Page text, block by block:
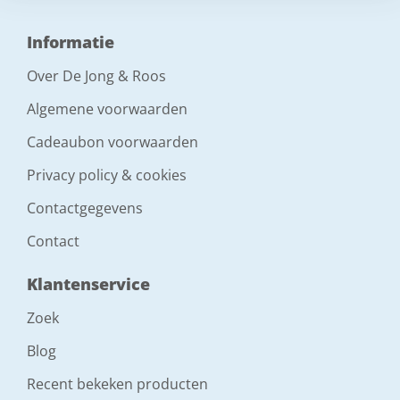
Informatie
Over De Jong & Roos
Algemene voorwaarden
Cadeaubon voorwaarden
Privacy policy & cookies
Contactgegevens
Contact
Klantenservice
Zoek
Blog
Recent bekeken producten